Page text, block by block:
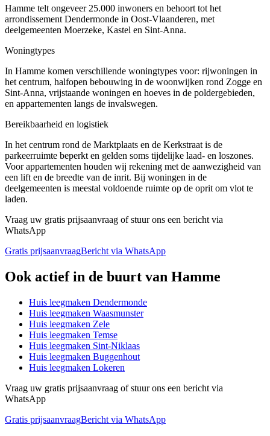
Hamme telt ongeveer 25.000 inwoners en behoort tot het
arrondissement Dendermonde in Oost-Vlaanderen, met
deelgemeenten Moerzeke, Kastel en Sint-Anna.
Woningtypes
In Hamme komen verschillende woningtypes voor: rijwoningen in
het centrum, halfopen bebouwing in de woonwijken rond Zogge en
Sint-Anna, vrijstaande woningen en hoeves in de poldergebieden,
en appartementen langs de invalswegen.
Bereikbaarheid en logistiek
In het centrum rond de Marktplaats en de Kerkstraat is de
parkeerruimte beperkt en gelden soms tijdelijke laad- en loszones.
Voor appartementen houden wij rekening met de aanwezigheid van
een lift en de breedte van de inrit. Bij woningen in de
deelgemeenten is meestal voldoende ruimte op de oprit om vlot te
laden.
Vraag uw gratis prijsaanvraag of stuur ons een bericht via
WhatsApp
Gratis prijsaanvraagBericht via WhatsApp
Ook actief in de buurt van Hamme
Huis leegmaken Dendermonde
Huis leegmaken Waasmunster
Huis leegmaken Zele
Huis leegmaken Temse
Huis leegmaken Sint-Niklaas
Huis leegmaken Buggenhout
Huis leegmaken Lokeren
Vraag uw gratis prijsaanvraag of stuur ons een bericht via
WhatsApp
Gratis prijsaanvraagBericht via WhatsApp